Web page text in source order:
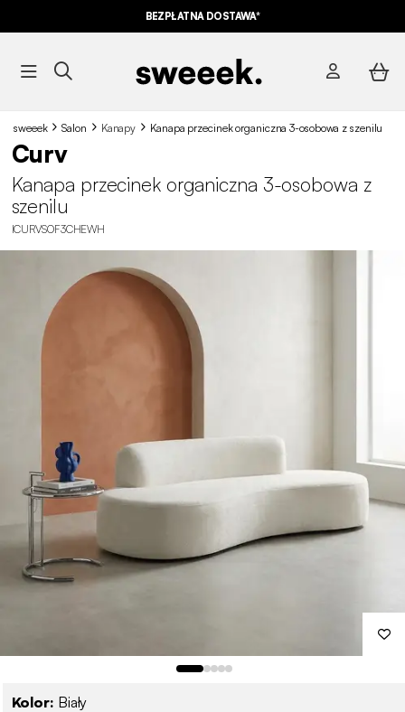
BEZPŁATNA DOSTAWA*
sweeek Salon Kanapy Kanapa przecinek organiczna 3-osobowa z szenilu
Curv
Kanapa przecinek organiczna 3-osobowa z
szenilu
ICURVSOF3CHEWH
Kolor: Biały